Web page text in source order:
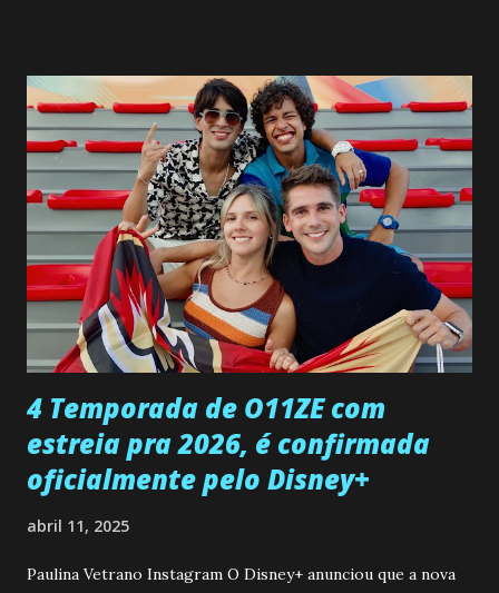
confessa a Gabriel que ele demonstrou ser o tipo de
pessoa que ela tanto desejou durante toda a vida. Camila
entra no quarto de Gabriel e imagina como seria o
encontro deles, quando conseguir seduzi-lo. Manuel avisa a
Paula sobre a suposta infidelidade de Gabriel com Joana.
Rogerio consegue se livrar de todas as suspeitas pelo
desaparecimento de Francisco, apontando que ele poderia
ter sido vítima da fúria de Gabriel. Artur informa a Gabriel
que a clínica inseminou por engano outra paciente, que está
...
4 Temporada de O11ZE com
estreia pra 2026, é confirmada
oficialmente pelo Disney+
abril 11, 2025
Paulina Vetrano Instagram O Disney+ anunciou que a nova